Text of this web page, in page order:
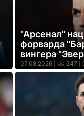
"Арсенал"
форварда
вингера
07.08.2026 | 247 |